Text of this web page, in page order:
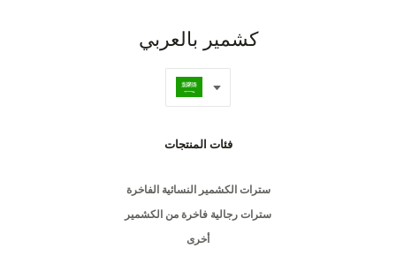
كشمير بالعربي
فئات المنتجات
سترات الكشمير النسائية الفاخرة
سترات رجالية فاخرة من الكشمير
أخرى